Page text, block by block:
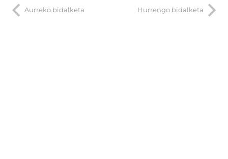
Aurreko bidalketa Hurrengo bidalketa